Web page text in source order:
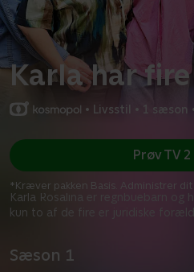
Karla har
• Livsstil • 1 sæson
Karla Rosalina er regnbuebarn og
kun to af de fire er juridiske
Prøv TV
*Kræver pakken Basis. Administrer dit
Sæson 1